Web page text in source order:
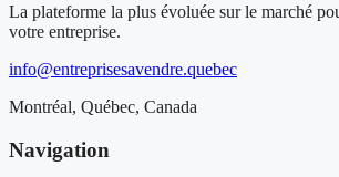
La plateforme la plus évoluée sur le marché
votre entreprise.
info@entreprisesavendre.quebec
Montréal, Québec, Canada
Navigation